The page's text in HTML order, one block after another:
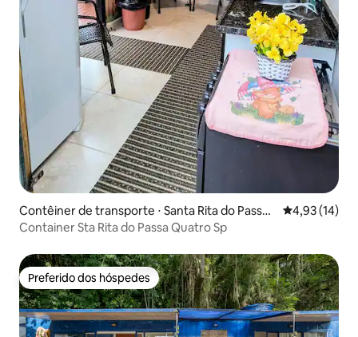
Contêiner de transporte ⋅ Santa Rita do Passa
Quatro
4,93 de uma
4,93 (14)
Container Sta Rita do Passa Quatro Sp
Preferido dos hóspedes
Preferido dos hóspedes